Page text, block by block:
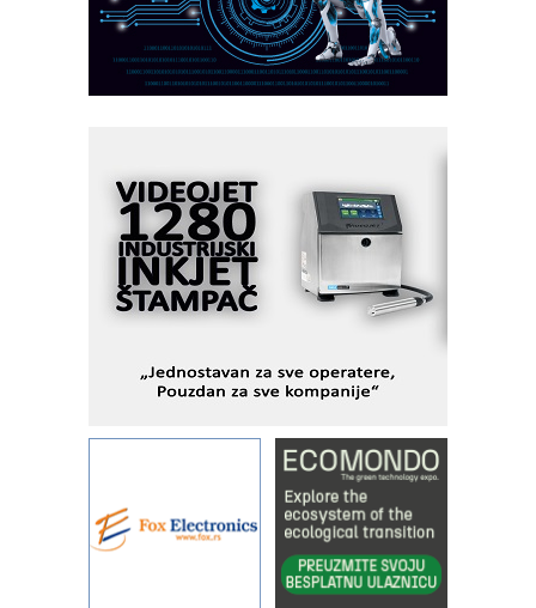
Razvoj asortimanskog pravca MINI-
PLC AKYTEC
AUKOM: Svetski standard metrologije
dostupan u Srbiji
I.SAFE MOBILE revolucioniše
industrijsku automatizaciju
pionirskimmobile operator PANEL-OM
Fleksibilno stezanje i brzo
podešavanje u proizvodnji prototipova
KIP KOP – napredna rešenja za
objekte
Alba d.o.o. – 35 godina preciznosti u
IBeRTIM - oprema za ispitivanje
kontrole kvaliteta
STAUFF – Komponente koje
povećavaju pouzdanost hidrauličkih